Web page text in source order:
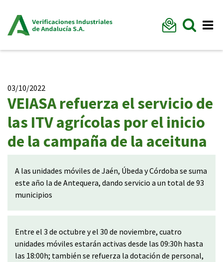
03/10/2022
VEIASA refuerza el servicio de
las ITV agrícolas por el inicio
de la campaña de la aceituna
A las unidades móviles de Jaén, Úbeda y Córdoba se suma
este año la de Antequera, dando servicio a un total de 93
municipios
Entre el 3 de octubre y el 30 de noviembre, cuatro
unidades móviles estarán activas desde las 09:30h hasta
las 18:00h; también se refuerza la dotación de personal,